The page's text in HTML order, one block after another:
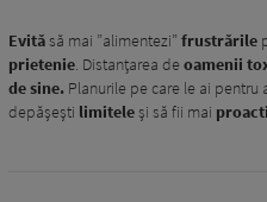
Evităsă mai ”alimentezi” frustrările
prietenie. Distanțarea de oamenii
de sine. Planurile pe care le ai pentru
depășești limiteleși să fii mai